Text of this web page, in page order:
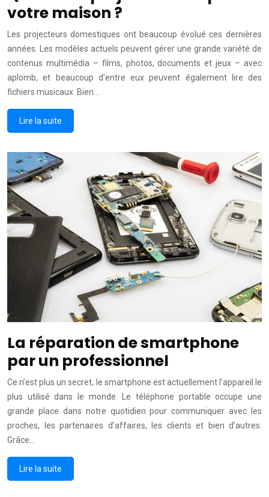
votre maison ?
Les projecteurs domestiques ont beaucoup évolué ces dernières
années. Les modèles actuels peuvent gérer une grande variété de
contenus multimédia – films, photos, documents et jeux – avec
aplomb, et beaucoup d’entre eux peuvent également lire des
fichiers musicaux. Bien…
Lire la suite
La réparation de smartphone
par un professionnel
Ce n’est plus un secret, le smartphone est actuellement l’appareil le
plus utilisé dans le monde. Le téléphone portable occupe une
grande place dans notre quotidien pour communiquer avec les
proches, les partenaires d’affaires, les clients et bien d’autres.
Grâce…
Lire la suite